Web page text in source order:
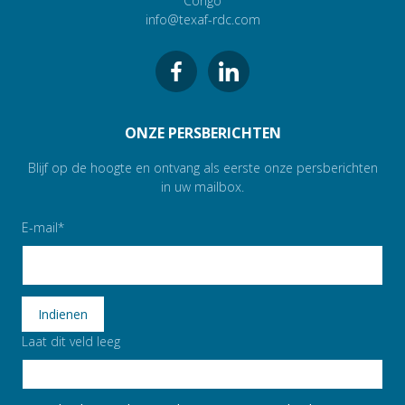
info@texaf-rdc.com
ONZE PERSBERICHTEN
Blijf op de hoogte en ontvang als eerste onze persberichten
in uw mailbox.
E-mail
Laat dit veld leeg